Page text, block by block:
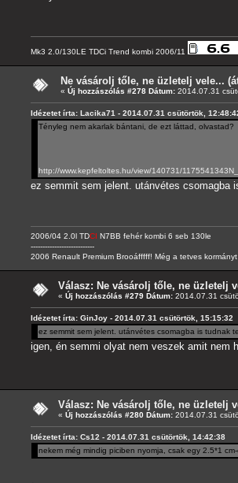
Mk3 2.0/130LE TDCi Trend kombi 2006/11
Ne vásárolj tőle, ne üzletelj vele...
« Új hozzászólás #278 Dátum: 2014.07.31
Idézetet írta: Lacika71 - 2014.07.31 csütörtök,
Tényleg nem akarlak bántani, de ezt láttad, olvastad?
http://www.kepfeltoltes.hu/view/140731/
ez semmit sem jelent. utánvétes csomagba
2006/04 2.0l TDCI N7BB fehér kombi 6 seb 130le
---------------------------
2006 Renault Premium Brooáfffff! Még a tetves
Válasz: Ne vásárolj tőle, ne üzletelj
« Új hozzászólás #279 Dátum: 2014.07.31
Idézetet írta: GinJoy - 2014.07.31 csütörtök, 15:15:32
ez semmit sem jelent. utánvétes csomagba is tudnak
igen, én semmi olyat nem veszek amit nem
Válasz: Ne vásárolj tőle, ne üzletelj
« Új hozzászólás #280 Dátum: 2014.07.31
Idézetet írta: Cs12 - 2014.07.31 csütörtök, 14:42:38
nekem még mindig piciben nyomja, csak egy 2.5*1